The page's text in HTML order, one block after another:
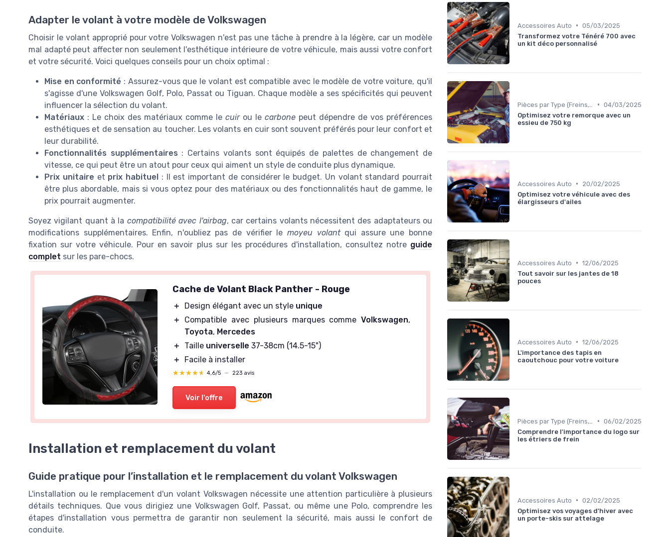
Adapter le volant à votre modèle de Volkswagen
Choisir le volant approprié pour votre Volkswagen n'est pas une tâche à prendre à la légère, car un modèle
mal adapté peut affecter non seulement l'esthétique intérieure de votre véhicule, mais aussi votre confort
et votre sécurité. Voici quelques conseils pour un choix optimal :
Mise en conformité : Assurez-vous que le volant est compatible avec le modèle de votre voiture, qu'il
s'agisse d'une Volkswagen Golf, Polo, Passat ou Tiguan. Chaque modèle a ses spécificités qui peuvent
influencer la sélection du volant.
Matériaux : Le choix des matériaux comme le cuirou le carbone peut dépendre de vos préférences
esthétiques et de sensation au toucher. Les volants en cuir sont souvent préférés pour leur confort et
leur durabilité.
Fonctionnalités supplémentaires : Certains volants sont équipés de palettes de changement de
vitesse, ce qui peut être un atout pour ceux qui aiment un style de conduite plus dynamique.
Prix unitaire et prix habituel : Il est important de considérer le budget. Un volant standard pourrait
être plus abordable, mais si vous optez pour des matériaux ou des fonctionnalités haut de gamme, le
prix pourrait augmenter.
Soyez vigilant quant à la compatibilité avec l'airbag, car certains volants nécessitent des adaptateurs ou
modifications supplémentaires. Enfin, n'oubliez pas de vérifier le moyeu volantqui assure une bonne
fixation sur votre véhicule. Pour en savoir plus sur les procédures d'installation, consultez notre guide
complet sur les pare-chocs.
Cache de Volant Black Panther - Rouge
＋ Design élégant avec un style unique
＋
Compatible avec plusieurs marques comme Volkswagen,
Toyota, Mercedes
＋
Taille universelle 37-38cm (14.5-15")
＋
Facile à installer
★★★★★
★★★★★ 4,6/5 — 223 avis
Voir l'offre
Installation et remplacement du volant
Guide pratique pour l’installation et le remplacement du volant Volkswagen
L'installation ou le remplacement d'un volant Volkswagen nécessite une attention particulière à plusieurs
détails techniques. Que vous dirigiez une Volkswagen Golf, Passat, ou même une Polo, comprendre les
étapes d'installation vous permettra de garantir non seulement la sécurité, mais aussi le confort de
conduite.
Accessoires Auto • 05/03/2025
Transformez votre Ténéré 700 avec
un kit déco personnalisé
• 04/03/2025
Optimisez votre remorque avec un
essieu de 750 kg
Accessoires Auto •
20/02/2025
Optimisez votre véhicule avec des
élargisseurs d'ailes
Accessoires Auto • 12/06/2025
Tout savoir sur les jantes de 18
pouces
Accessoires Auto • 12/06/2025
L'importance des tapis en
caoutchouc pour votre voiture
• 06/02/2025
Comprendre l'importance du logo sur
les étriers de frein
Accessoires Auto • 02/02/2025
Optimisez vos voyages d'hiver avec
un porte-skis sur attelage